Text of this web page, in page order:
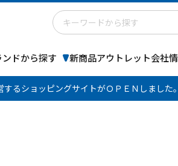
ドから探す 新商品アウトレット会社
するショッピングサイトがＯＰＥＮしました